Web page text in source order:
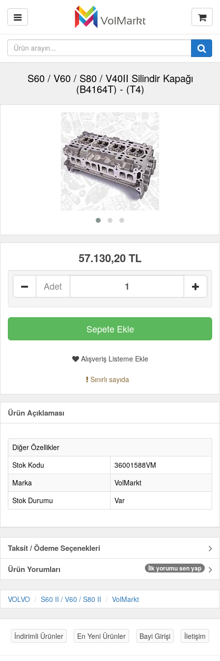
S60 / V60 / S80 / V40II Silindir Kapağı
(B4164T) - (T4)
57.130,20 TL
Adet
Alışveriş Listeme Ekle
Sınırlı sayıda
Ürün Açıklaması
Diğer Özellikler
Stok Kodu
36001588VM
Marka
VolMarkt
Stok Durumu
Var
Taksit / Ödeme Seçenekleri
Ürün Yorumları
İlk yorumu sen yap
VOLVO S60 II / V60 / S80 II VolMarkt
İndirimli Ürünler En Yeni Ürünler Bayi Girişi İletişim